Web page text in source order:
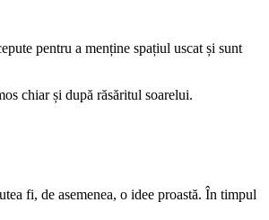
pentru a menține spațiul uscat și sunt
chiar și după răsăritul soarelui.
fi, de asemenea, o idee proastă. În timpul